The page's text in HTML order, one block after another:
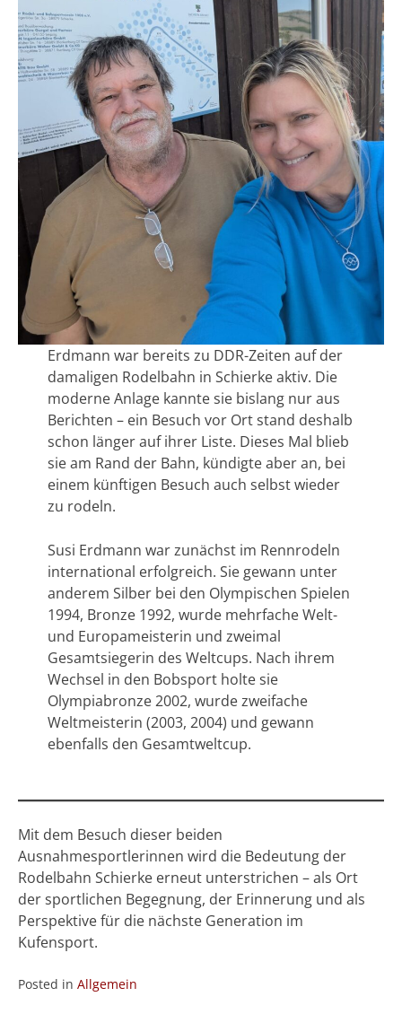
Erdmann war bereits zu DDR-Zeiten auf der
damaligen Rodelbahn in Schierke aktiv. Die
moderne Anlage kannte sie bislang nur aus
Berichten – ein Besuch vor Ort stand deshalb
schon länger auf ihrer Liste. Dieses Mal blieb
sie am Rand der Bahn, kündigte aber an, bei
einem künftigen Besuch auch selbst wieder
zu rodeln.
Susi Erdmann war zunächst im Rennrodeln
international erfolgreich. Sie gewann unter
anderem Silber bei den Olympischen Spielen
1994, Bronze 1992, wurde mehrfache Welt-
und Europameisterin und zweimal
Gesamtsiegerin des Weltcups. Nach ihrem
Wechsel in den Bobsport holte sie
Olympiabronze 2002, wurde zweifache
Weltmeisterin (2003, 2004) und gewann
ebenfalls den Gesamtweltcup.
Mit dem Besuch dieser beiden
Ausnahmesportlerinnen wird die Bedeutung der
Rodelbahn Schierke erneut unterstrichen – als Ort
der sportlichen Begegnung, der Erinnerung und als
Perspektive für die nächste Generation im
Kufensport.
Posted in Allgemein